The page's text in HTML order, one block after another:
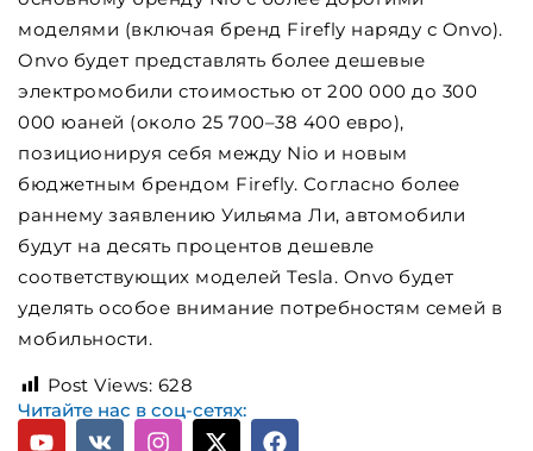
моделями (включая бренд Firefly наряду с Onvo).
Onvo будет представлять более дешевые
электромобили стоимостью от 200 000 до 300
000 юаней (около 25 700–38 400 евро),
позиционируя себя между Nio и новым
бюджетным брендом Firefly. Согласно более
раннему заявлению Уильяма Ли, автомобили
будут на десять процентов дешевле
соответствующих моделей Tesla. Onvo будет
уделять особое внимание потребностям семей в
мобильности.
Post Views: 628
Читайте нас в соц-сетях: